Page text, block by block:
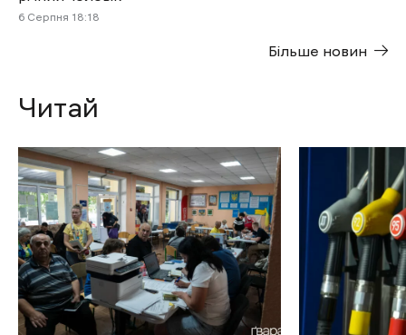
української влади після
- 17 Червня 2026 | 15:44